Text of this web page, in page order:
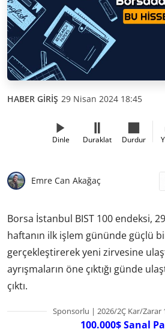
HABER GİRİŞ 29 Nisan 2024 18:45
Dinle Duraklat Durdur
Emre Can Akağaç
Borsa İstanbul BIST 100 endeksi,
haftanın ilk işlem gününde güçlü
gerçekleştirerek yeni zirvesine
ayrışmaların öne çıktığı günde
çıktı.
Sponsorlu | 2026/2Ç Kar/Zarar
100.000$ Sanal